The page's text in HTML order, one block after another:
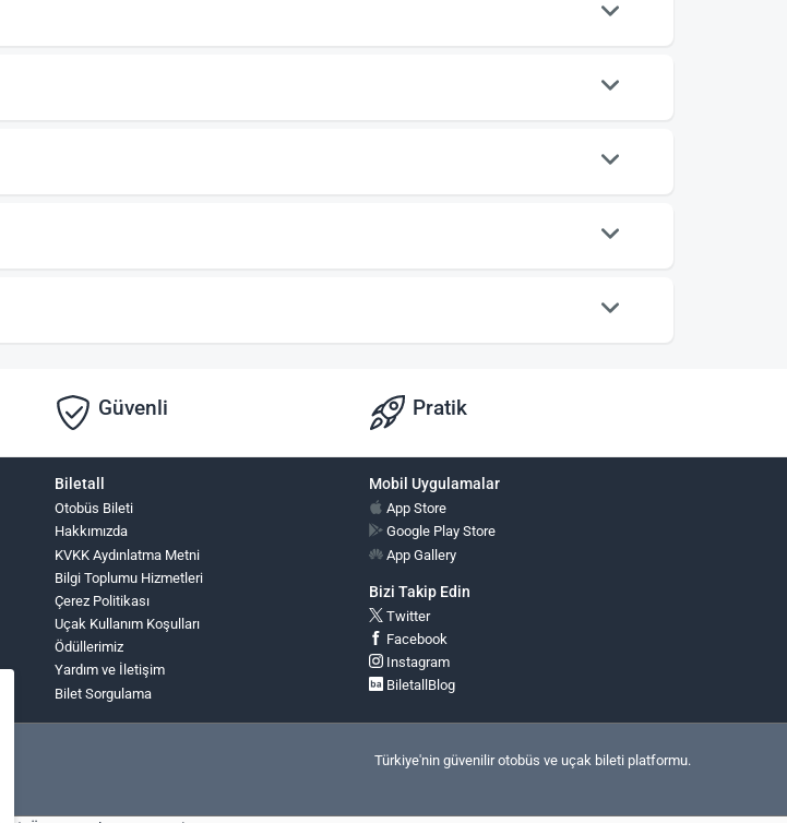
Güvenli Pratik
Biletall
Otobüs Bileti
Hakkımızda
KVKK Aydınlatma Metni
Bilgi Toplumu Hizmetleri
Çerez Politikası
Uçak Kullanım Koşulları
Ödüllerimiz
Yardım ve İletişim
Bilet Sorgulama
Mobil Uygulamalar
App Store
Google Play Store
App Gallery
Bizi Takip Edin
Twitter
Facebook
Instagram
BiletallBlog
Türkiye'nin güvenilir otobüs ve uçak bileti platformu.